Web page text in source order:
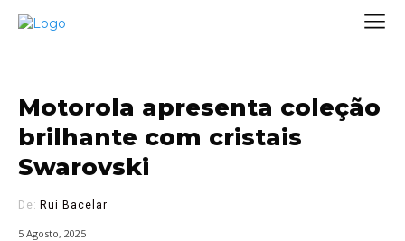
Motorola apresenta coleção
brilhante com cristais
Swarovski
De: Rui Bacelar
5 Agosto, 2025